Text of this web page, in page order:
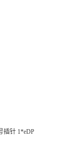
插针 1*eDP